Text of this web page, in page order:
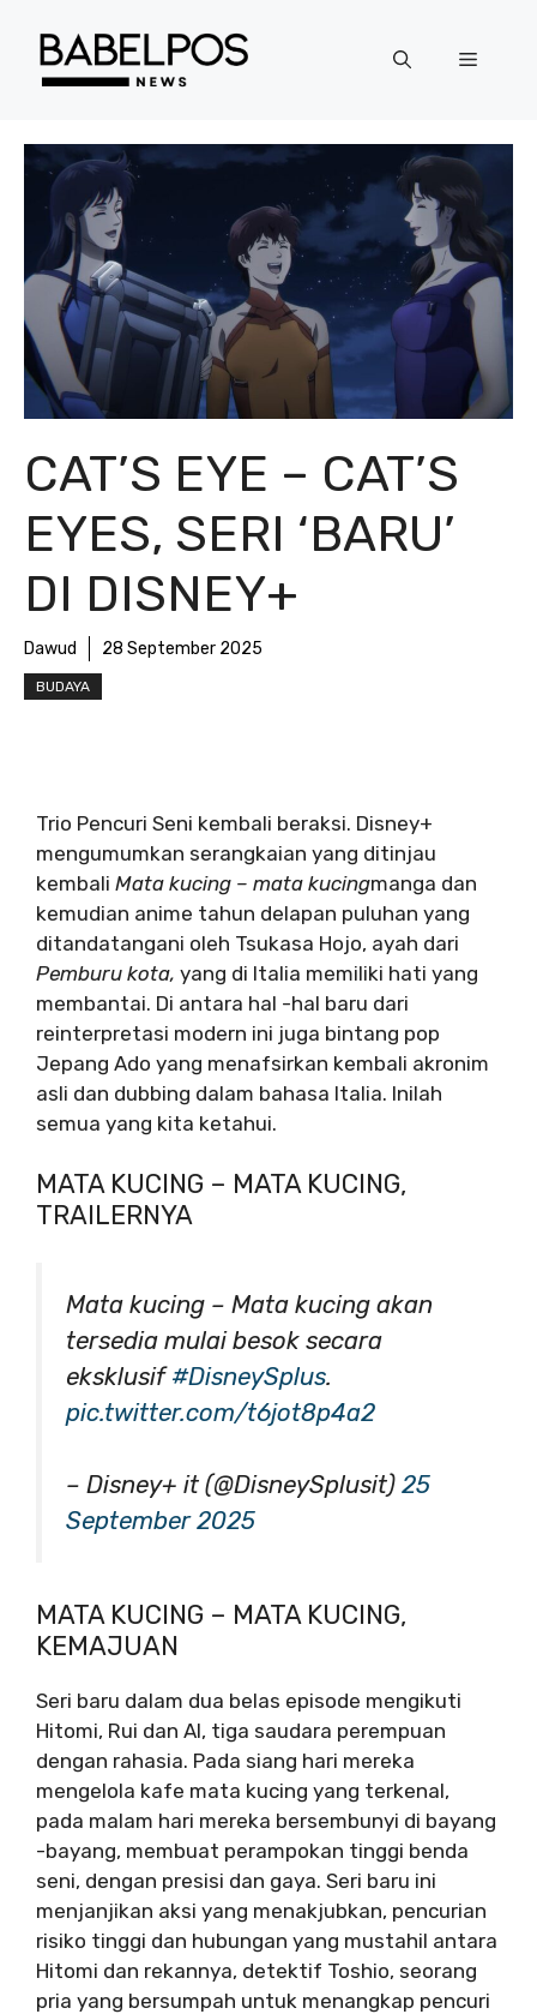
Menu
CAT’S EYE – CAT’S
EYES, SERI ‘BARU’
DI DISNEY+
Dawud 28 September 2025
BUDAYA
Trio Pencuri Seni kembali beraksi. Disney+
mengumumkan serangkaian yang ditinjau
kembali Mata kucing – mata kucingmanga dan
kemudian anime tahun delapan puluhan yang
ditandatangani oleh Tsukasa Hojo, ayah dari
Pemburu kota, yang di Italia memiliki hati yang
membantai. Di antara hal -hal baru dari
reinterpretasi modern ini juga bintang pop
Jepang Ado yang menafsirkan kembali akronim
asli dan dubbing dalam bahasa Italia. Inilah
semua yang kita ketahui.
MATA KUCING – MATA KUCING,
TRAILERNYA
Mata kucing – Mata kucing akan
tersedia mulai besok secara
eksklusif#DisneySplus.
pic.twitter.com/t6jot8p4a2
– Disney+ it (@DisneySplusit) 25
September 2025
MATA KUCING – MATA KUCING,
KEMAJUAN
Seri baru dalam dua belas episode mengikuti
Hitomi, Rui dan AI, tiga saudara perempuan
dengan rahasia. Pada siang hari mereka
mengelola kafe mata kucing yang terkenal,
pada malam hari mereka bersembunyi di bayang
-bayang, membuat perampokan tinggi benda
seni, dengan presisi dan gaya. Seri baru ini
menjanjikan aksi yang menakjubkan, pencurian
risiko tinggi dan hubungan yang mustahil antara
Hitomi dan rekannya, detektif Toshio, seorang
pria yang bersumpah untuk menangkap pencuri